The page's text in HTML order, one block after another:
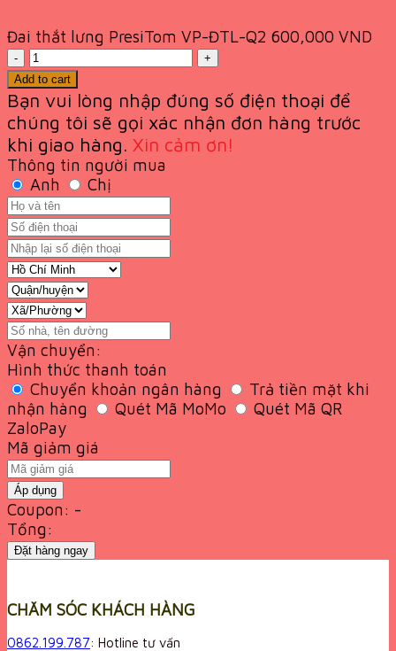
Đai thắt lưng PresiTom VP-ĐTL-Q2 600,000 VND
Quantity
Add to cart
Bạn vui lòng nhập đúng số điện thoại để
chúng tôi sẽ gọi xác nhận đơn hàng trước
khi giao hàng. Xin cảm ơn!
Thông tin người mua
Anh
Chị
Vận chuyển:
Hình thức thanh toán
Chuyển khoản ngân hàng
Trả tiền mặt khi
nhận hàng
Quét Mã MoMo
Quét Mã QR
ZaloPay
Mã giảm giá
Áp dụng
Coupon: -
Tổng:
Đặt hàng ngay
CHĂM SÓC KHÁCH HÀNG
0862.199.787: Hotline tư vấn